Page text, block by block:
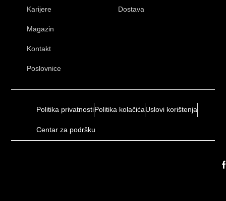
Karijere
Magazin
Kontakt
Poslovnice
Dostava
Politika privatnostiPolitika kolačićaUslovi korištenja
Centar za podršku